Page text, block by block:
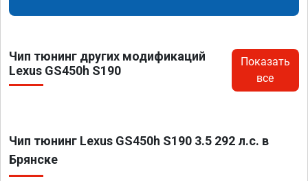
Чип тюнинг других модификаций
Lexus GS450h S190
Показать
все
Чип тюнинг Lexus GS450h S190 3.5 292 л.с. в
Брянске